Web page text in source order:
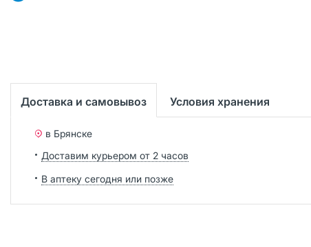
Доставка и самовывоз Условия хранения
в Брянске
Доставим курьером от 2 часов
В аптеку сегодня или позже